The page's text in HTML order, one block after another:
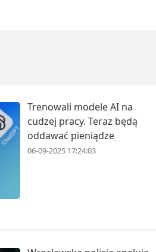
Trenowali modele AI na
cudzej pracy. Teraz będą
oddawać pieniądze
06-09-2025 17:24:03